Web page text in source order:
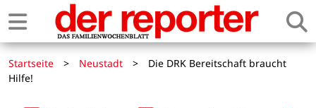
Startseite > Neustadt >
Die DRK Bereitschaft braucht
Hilfe!